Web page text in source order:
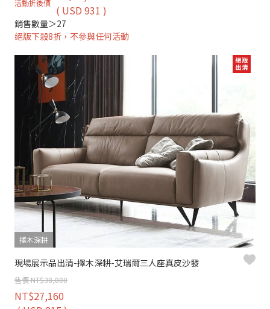
活動折後價
( USD 931 )
銷售數量＞27
絕版下殺8折，不參與任何活動
擇木深耕
現場展示品出清-擇木深耕-艾瑞爾三人座真皮沙發
售價 NT$38,800
NT$27,160